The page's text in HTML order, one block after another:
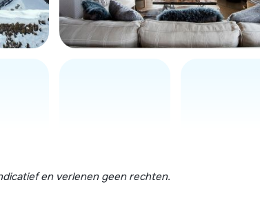
en verlenen geen rechten.